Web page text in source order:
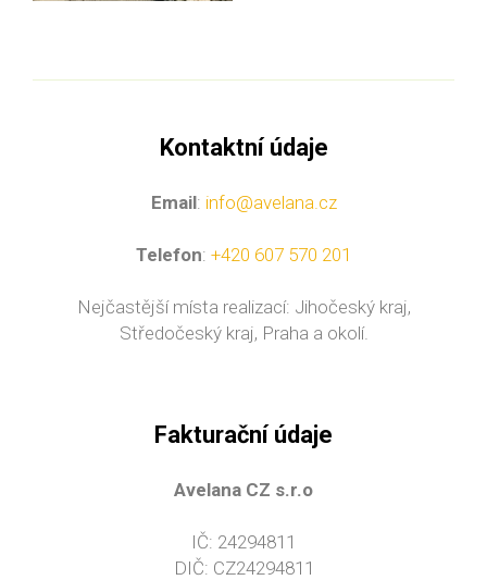
Kontaktní údaje
Email: info@avelana.cz
Telefon: +420 607 570 201
Nejčastější místa realizací: Jihočeský kraj,
Středočeský kraj, Praha a okolí.
Fakturační údaje
Avelana CZ s.r.o
IČ: 24294811
DIČ: CZ24294811